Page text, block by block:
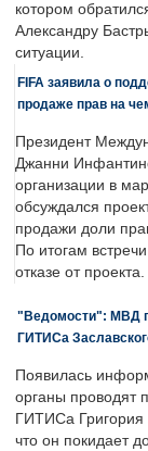
котором
Александру
ситуации.
FIFA заявила о
продаже прав на
Президент
Джанни
организации в
обсуждался
продажи доли
По итогам
отказе от проекта.
"Ведомости": МВД
ГИТИСа
Появилась
органы проводят
ГИТИСа Григория
что он покидает